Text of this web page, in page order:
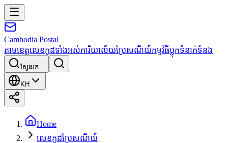
Cambodia Postal
តាមខេត្តលេខកូដទាំងអស់ការិយាល័យប្រៃសណីយ៍កម្មវិធីប្លុកទំនាក់ទំនង
ស្វែងរក...
KH
Home
លេខកូដប្រៃសណីយ៍